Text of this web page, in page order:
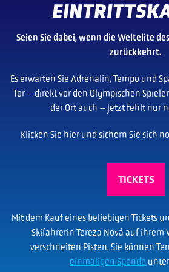
Seien Sie dabei, wenn die Weltelite
zurückkehrt.
Es erwarten Sie Adrenalin, Tempo und
Tor – direkt vor den Olympischen
der Ort auch – jetzt fehlt nur
Klicken Sie hier und sichern Sie sich
TICKETS
Mit dem Kauf eines beliebigen Tickets
Skifahrerin Tereza Nová auf ihrem
verschneiten Pisten. Sie können
einmaligen Spende